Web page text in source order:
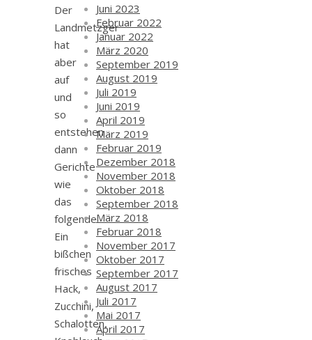
Der
Landmetzger
hat
aber
auf
und
so
entstehen
dann
Gerichte
wie
das
folgende.
Ein
bißchen
frisches
Hack,
Zucchini,
Schalotten,
Juni 2023
Februar 2022
Januar 2022
März 2020
September 2019
August 2019
Juli 2019
Juni 2019
April 2019
März 2019
Februar 2019
Dezember 2018
November 2018
Oktober 2018
September 2018
März 2018
Februar 2018
November 2017
Oktober 2017
September 2017
August 2017
Juli 2017
Mai 2017
April 2017